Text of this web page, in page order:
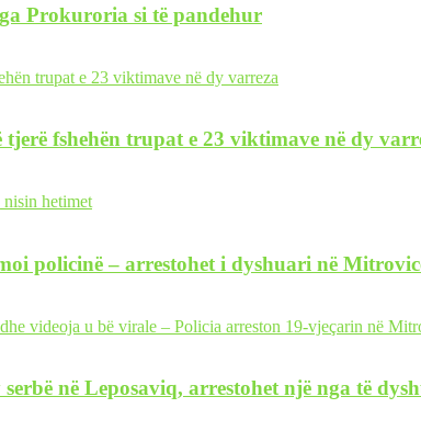
Prokuroria si të pandehur
fshehën trupat e 23 viktimave në dy
policinë – arrestohet i dyshuari në
në Leposaviq, arrestohet një nga të